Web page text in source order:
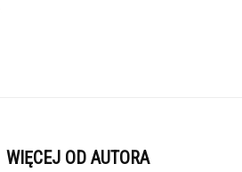
WIĘCEJ OD AUTORA